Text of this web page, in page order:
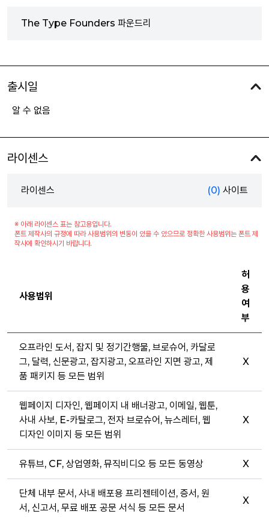
The Type Founders 파운드리
출시일
알 수 없음
라이센스
라이센스 (0) 사이트
※ 아래 라이센스 표는 참고용입니다.
폰트 제작사의 규정에 따라 사용범위의 변동이 있을 수 있으므로 정확한 사용범위는 폰트 제
작사에 확인하시기 바랍니다.
사용범위
허
용
여
부
오프라인 도서, 잡지 및 정기간행물, 브로슈어, 카달로
그, 달력, 신문광고, 잡지광고, 오프라인 지면 광고, 제
품 패키지 등 모든 범위
X
웹페이지 디자인, 웹페이지 내 배너광고, 이메일, 웹툰,
사내 사보, E-카탈로그, 전자 브로슈어, 뉴스레터, 웹
디자인 이미지 등 모든 범위
X
유튜브, CF, 상업영화, 뮤직비디오 등 모든 동영상 X
단체 내부 문서, 사내 배포용 프리젠테이션, 증서, 원
서, 신고서, 무료 배포 공문 서식 등 모든 문서
X